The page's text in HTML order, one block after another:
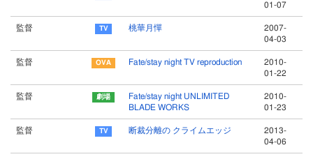
01-07
監督 桃華月憚
2007-
04-03
監督 Fate/stay night TV reproduction
2010-
01-22
監督
Fate/stay night UNLIMITED
BLADE WORKS
2010-
01-23
監督 断裁分離の クライムエッジ
2013-
04-06